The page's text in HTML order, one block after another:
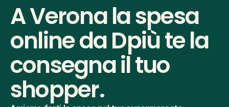
A Verona la spesa
online da Dpiù te la
consegna il tuo
shopper.